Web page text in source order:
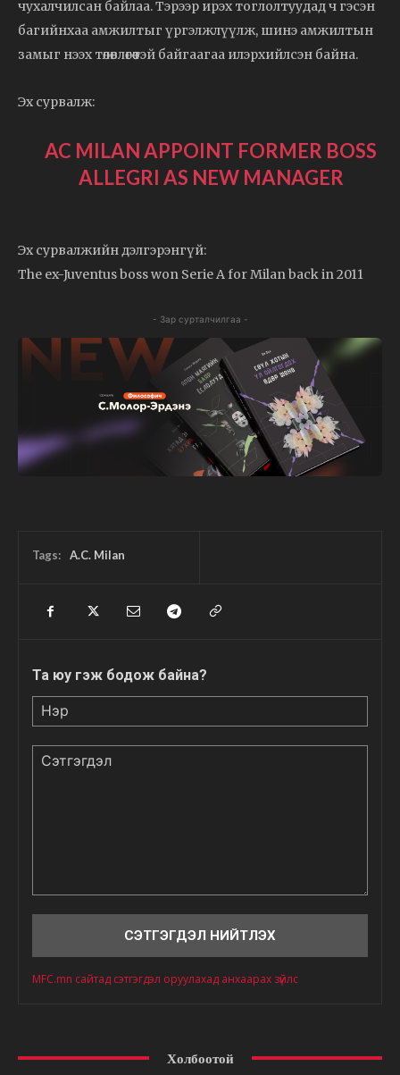
чухалчилсан байлаа. Тэрээр ирэх тоглолтуудад ч гэсэн
багийнхаа амжилтыг үргэлжлүүлж, шинэ амжилтын
замыг нээх төлөвлөгөөтэй байгаагаа илэрхийлсэн байна.
Эх сурвалж:
AC MILAN APPOINT FORMER BOSS
ALLEGRI AS NEW MANAGER
Эх сурвалжийн дэлгэрэнгүй:
The ex-Juventus boss won Serie A for Milan back in 2011
- Зар сурталчилгаа -
Tags: A.C. Milan
Та юу гэж бодож байна?
MFC.mn сайтад сэтгэгдэл оруулахад анхаарах зүйлс
Холбоотой